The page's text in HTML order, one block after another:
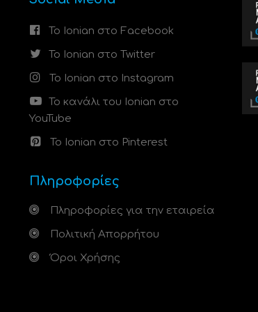
Το Ionian στο Facebook
Το Ionian στο Twitter
Το Ionian στο Instagram
Το κανάλι του Ionian στο
YouTube
Το Ionian στο Pinterest
Πληροφορίες
Πληροφορίες για την εταιρεία
Πολιτική Απορρήτου
Όροι Χρήσης